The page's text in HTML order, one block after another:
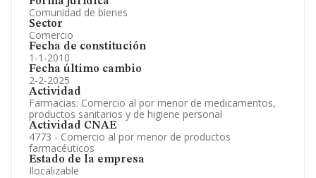
Comunidad de bienes
Sector
Comercio
Fecha de constitución
1-1-2010
Fecha último cambio
2-2-2025
Actividad
Farmacias: Comercio al por menor de medicamentos,
productos sanitarios y de higiene personal
Actividad CNAE
4773 - Comercio al por menor de productos
farmacéuticos
Estado de la empresa
Ilocalizable